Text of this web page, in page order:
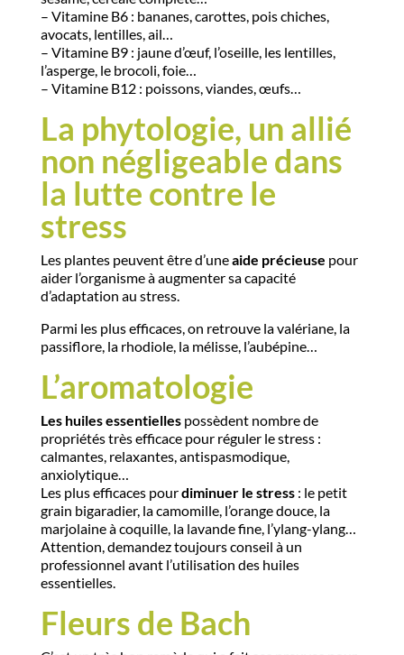
– Vitamine B6 : bananes, carottes, pois chiches,
avocats, lentilles, ail…
– Vitamine B9 : jaune d’œuf, l’oseille, les lentilles,
l’asperge, le brocoli, foie…
– Vitamine B12 : poissons, viandes, œufs…
La phytologie, un allié
non négligeable dans
la lutte contre le
stress
Les plantes peuvent être d’uneaide précieuse pour
aider l’organisme à augmenter sa capacité
d’adaptation au stress.
Parmi les plus efficaces, on retrouve la valériane, la
passiflore, la rhodiole, la mélisse, l’aubépine…
L’aromatologie
Les huiles essentiellespossèdent nombre de
propriétés très efficace pour réguler le stress :
calmantes, relaxantes, antispasmodique,
anxiolytique…
Les plus efficaces pourdiminuer le stress : le petit
grain bigaradier, la camomille, l’orange douce, la
marjolaine à coquille, la lavande fine, l’ylang-ylang…
Attention, demandez toujours conseil à un
professionnel avant l’utilisation des huiles
essentielles.
Fleurs de Bach